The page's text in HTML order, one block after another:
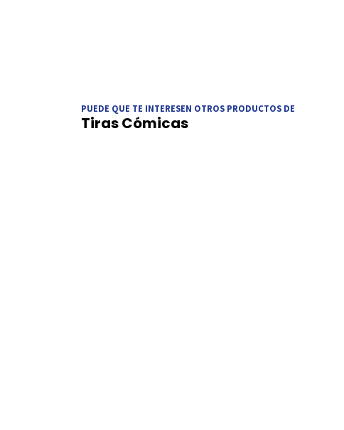
PUEDE QUE TE INTERESEN OTROS PRODUCTOS DE
Tiras Cómicas